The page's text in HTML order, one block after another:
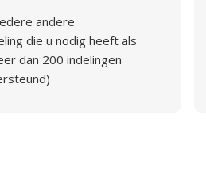
andere
die u nodig heeft als
dan 200 indelingen